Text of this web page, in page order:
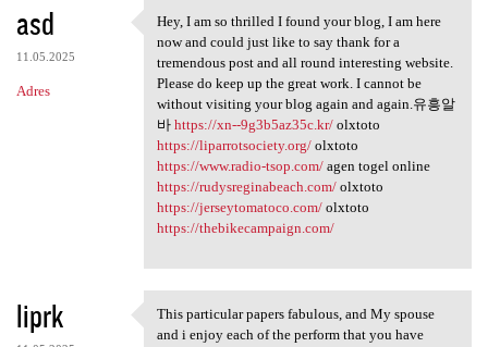
asd
11.05.2025
Adres
Hey, I am so thrilled I found
Hey, I am so thrilled I found your blog, I am here
now and could just like to say thank for a
tremendous post and all round interesting website.
Please do keep up the great work. I cannot be
without visiting your blog again and again.유흥알
바 https://xn--9g3b5az35c.kr/olxtoto
https://liparrotsociety.org/olxtoto
https://www.radio-tsop.com/agen togel online
https://rudysreginabeach.com/olxtoto
https://jerseytomatoco.com/olxtoto
https://thebikecampaign.com/
liprk This particular papers
This particular papers fabulous, and My spouse
and i enjoy each of the perform that you have